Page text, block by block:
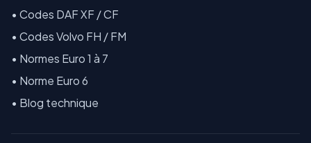
• Codes DAF XF / CF
• Codes Volvo FH / FM
• Normes Euro 1 à 7
• Norme Euro 6
• Blog technique